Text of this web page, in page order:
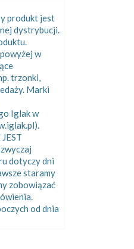
produkt jest
dystrybucji.
w
trzonki,
Marki
Iglak w
dotyczy dni
staramy
zobowiązać
od dnia